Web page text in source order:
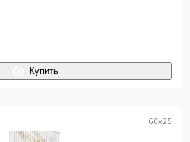
Купить
60x25